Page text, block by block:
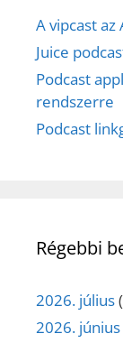
A vipcast az
Juice
Podcast
rendszerre
Podcast
Régebbi
2026. július
2026. június